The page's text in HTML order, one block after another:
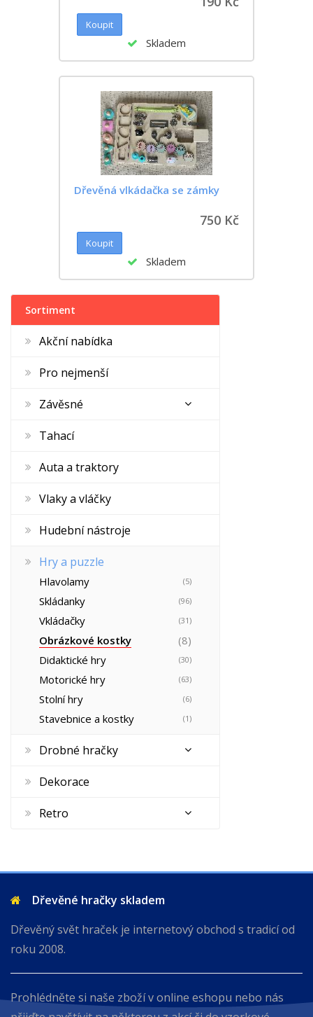
Skladem
Dřevěná vlkádačka se zámky
750 Kč
Skladem
Sortiment
Akční nabídka
Pro nejmenší
Závěsné
Tahací
Auta a traktory
Vlaky a vláčky
Hudební nástroje
Hry a puzzle
Hlavolamy (5)
Skládanky (96)
Vkládačky (31)
Obrázkové kostky
(8)
Didaktické hry
(30)
Motorické hry (63)
Stolní hry (6)
Stavebnice a kostky (1)
Drobné hračky
Dekorace
Retro
Dřevěné hračky skladem
Dřevěný svět hraček je internetový obchod s tradicí od
roku 2008.
Prohlédněte si naše zboží v online eshopu nebo nás